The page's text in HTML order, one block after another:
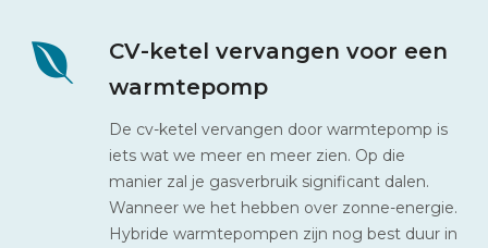
CV-ketel vervangen voor een
warmtepomp
De cv-ketel vervangen door warmtepomp is
iets wat we meer en meer zien. Op die
manier zal je gasverbruik significant dalen.
Wanneer we het hebben over zonne-energie.
Hybride warmtepompen zijn nog best duur in